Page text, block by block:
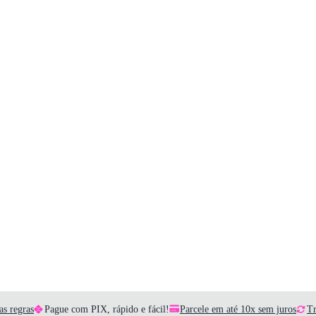
regras Pague com PIX, rápido e fácil! Parcele em até 10x sem juros